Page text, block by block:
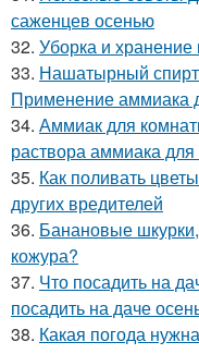
саженцев осенью
32. Уборка и хранение
33. Нашатырный
Применение аммиака
34. Аммиак для
раствора аммиака
35. Как поливать
других вредителей
36. Банановые
кожура?
37. Что посадить на
посадить на даче
38. Какая погода